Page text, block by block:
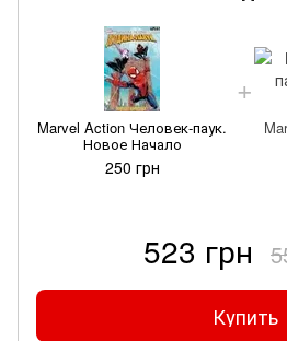
Marvel Action Человек-паук.
Новое Начало
250 грн
523 грн
Купить